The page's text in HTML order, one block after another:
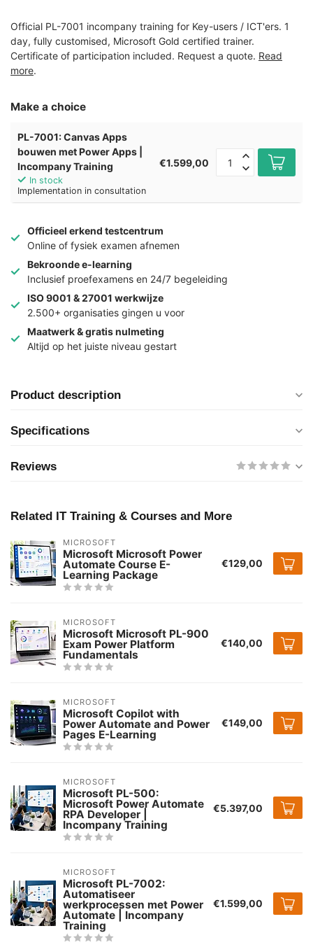
Official PL-7001 incompany training for Key-users / ICT'ers. 1
day, fully customised, Microsoft Gold certified trainer.
Certificate of participation included. Request a quote. Read
more.
Make a choice
PL-7001: Canvas Apps
bouwen met Power Apps |
Incompany Training
In stock
Implementation in consultation
€1.599,00
Officieel erkend testcentrum
Online of fysiek examen afnemen
Bekroonde e-learning
Inclusief proefexamens en 24/7 begeleiding
ISO 9001 & 27001 werkwijze
2.500+ organisaties gingen u voor
Maatwerk & gratis nulmeting
Altijd op het juiste niveau gestart
Product description
Specifications
Reviews
Related IT Training & Courses and More
MICROSOFT
Microsoft Microsoft Power
Automate Course E-
Learning Package
€129,00
MICROSOFT
Microsoft Microsoft PL-900
Exam Power Platform
Fundamentals
€140,00
MICROSOFT
Microsoft Copilot with
Power Automate and Power
Pages E-Learning
€149,00
MICROSOFT
Microsoft PL-500:
Microsoft Power Automate
RPA Developer |
Incompany Training
€5.397,00
MICROSOFT
Microsoft PL-7002:
Automatiseer
werkprocessen met Power
Automate | Incompany
Training
€1.599,00